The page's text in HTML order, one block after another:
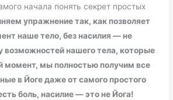
начала понять секрет простых
упражнение так, как позволяет
наше тело, без насилия — не
возможностей нашего тела, которые
момент, мы полностью получим все
в Йоге даже от самого простого
боль, насилие — это не Йога!